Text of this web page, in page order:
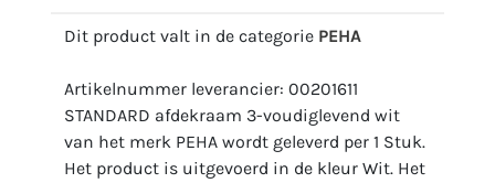
Dit product valt in de categorie PEHA
Artikelnummer leverancier: 00201611
STANDARD afdekraam 3-voudiglevend wit
van het merk PEHA wordt geleverd per 1 Stuk.
Het product is uitgevoerd in de kleur Wit. Het